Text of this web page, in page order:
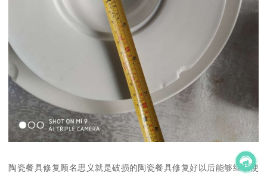
陶瓷餐具修复顾名思义就是破损的陶瓷餐具修复好以后能够继续使